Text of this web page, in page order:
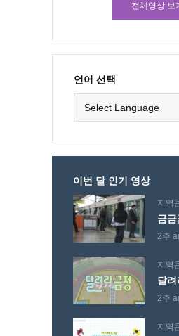
전체영상 보
언어 선택
이번 달 인기 영상
지역
금금
2주
지역
달
2주
지역